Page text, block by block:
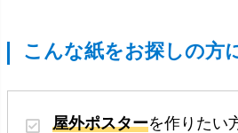
こんな紙をお探しの方
屋外ポスターを作りたい